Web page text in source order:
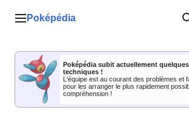
Menu principal
Poképédia
Poképédia subit actuellement
techniques !
L'équipe est au courant des problèmes et
pour les arranger le plus rapidement
compréhension !